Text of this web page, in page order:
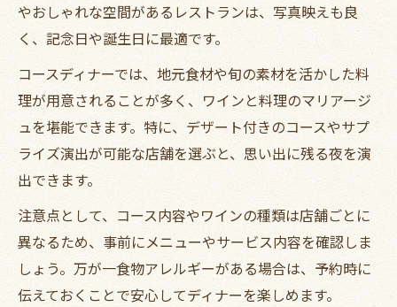
やおしゃれな空間があるレストランは、写真映えも良
く、記念日や誕生日に最適です。
コースディナーでは、地元食材や旬の素材を活かした料
理が用意されることが多く、ワインと料理のマリアージ
ュを堪能できます。特に、デザート付きのコースやサプ
ライズ演出が可能な店舗を選ぶと、思い出に残る夜を演
出できます。
注意点として、コース内容やワインの種類は店舗ごとに
異なるため、事前にメニューやサービス内容を確認しま
しょう。万が一食物アレルギーがある場合は、予約時に
伝えておくことで安心してディナーを楽しめます。